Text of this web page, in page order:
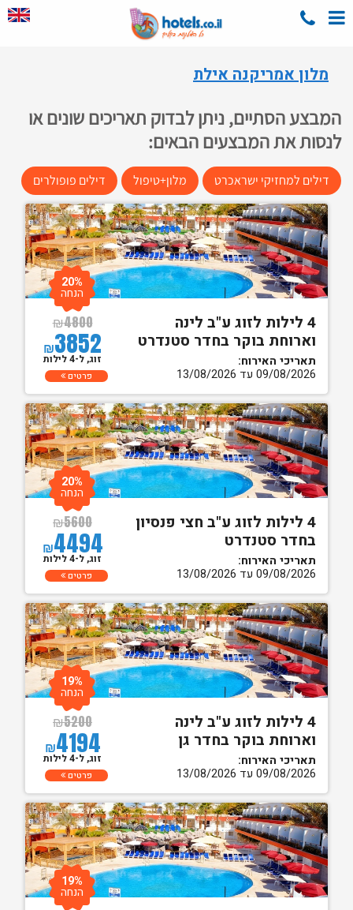
מלון אמריקנה אילת
המבצע הסתיים, ניתן לבדוק תאריכים שונים או
לנסות את המבצעים הבאים:
דילים למחזיקי ישראכרט מלון+טיפול דילים פופולרים
4 לילות לזוג ע"ב לינה
וארוחת בוקר בחדר סטנדרט
תאריכי האירוח:
09/08/2026 עד 13/08/2026
₪4800
₪3852
20%
הנחה
זוג, ל-4 לילות
פרטים
4 לילות לזוג ע"ב חצי פנסיון
בחדר סטנדרט
תאריכי האירוח:
09/08/2026 עד 13/08/2026
₪5600
₪4494
20%
הנחה
זוג, ל-4 לילות
פרטים
4 לילות לזוג ע"ב לינה
וארוחת בוקר בחדר גן
תאריכי האירוח:
09/08/2026 עד 13/08/2026
₪5200
₪4194
19%
הנחה
זוג, ל-4 לילות
פרטים
19%
הנחה